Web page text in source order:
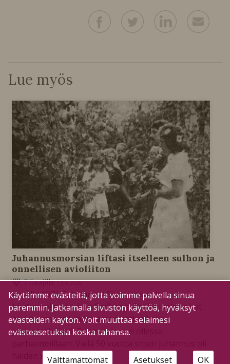
Lue myös
Juhannusmorsian liftasi itselleen sulhon ja
onnellisen avioliiton
Tilaajille 13.6.2026
Kesällä 1976 Pyhäjärven Sanomissa oltiin
häätunnelmissa, kun Sinikka ja Pekka Isola saivat
papin aamenen morsiamen kotipaikalla
juhannushäissä, Suomen suven ollessa
häiden ruuhka-aikaa.
Käytämme evästeitä, jotta voimme palvella sinua
paremmin. Jatkamalla sivuston käyttöä, hyväksyt
evästeiden käytön. Voit muuttaa selaimesi
evästeasetuksia koska tahansa.
Välttämättömät Asetukset OK